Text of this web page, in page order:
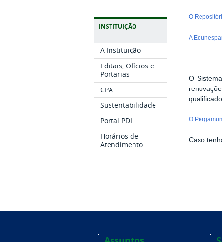
INSTITUIÇÃO
A Instituição
Editais, Ofícios e
Portarias
CPA
Sustentabilidade
Portal PDI
Horários de
Atendimento
O
A
O
O
Caso